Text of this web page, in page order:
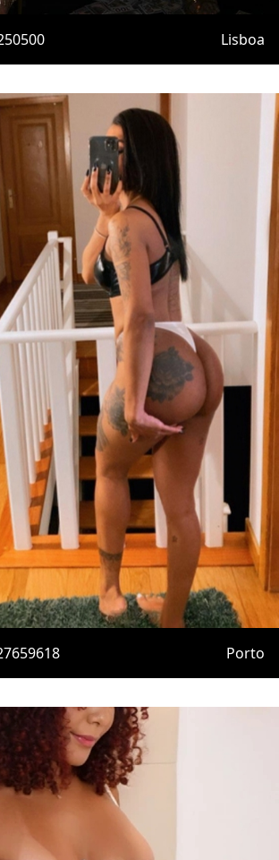
Lisboa
Porto